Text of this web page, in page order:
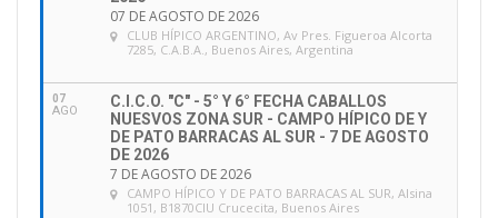
a
07 DE AGOSTO DE 2026
CLUB HÍPICO ARGENTINO, Av Pres. Figueroa Alcorta
7285, C.A.B.A., Buenos Aires, Argentina
07
AGO
C.I.C.O. "C" - 5° Y 6° FECHA CABALLOS
NUESVOS ZONA SUR - CAMPO HÍPICO DE Y
DE PATO BARRACAS AL SUR - 7 DE AGOSTO
DE 2026
7 DE AGOSTO DE 2026
CAMPO HÍPICO Y DE PATO BARRACAS AL SUR, Alsina
1051, B1870CIU Crucecita, Buenos Aires